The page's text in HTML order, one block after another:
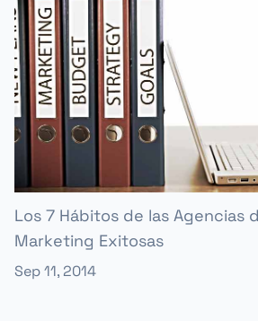
Los 7 Hábitos de las Agencias
Marketing Exitosas
Sep 11, 2014